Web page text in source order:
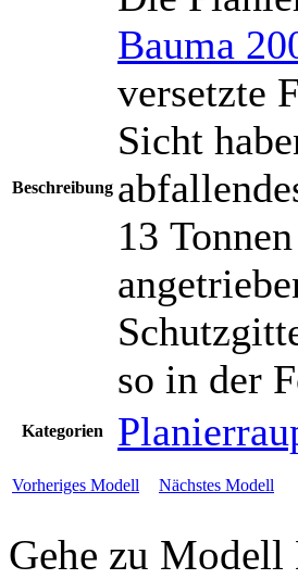
Beschreibung
Bauma
versetzte
Sicht
13
so in der
Kategorien
Vorheriges Modell Nächstes Modell
Gehe zu Modell